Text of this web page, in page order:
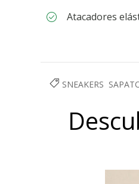
Atacadores
SNEAKERS